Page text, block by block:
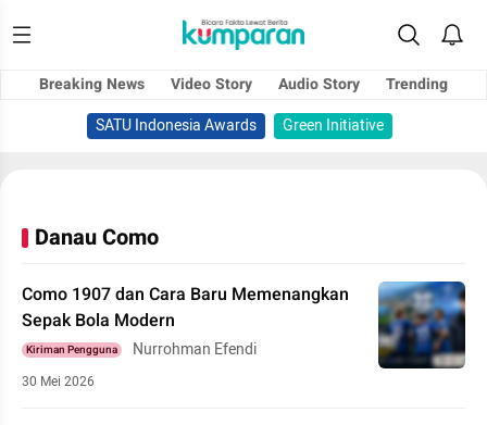
Breaking News Video Story Audio Story
Trending
SATU Indonesia Awards
Green Initiative
Danau Como
Como 1907 dan Cara Baru Memenangkan
Sepak Bola Modern
Kiriman Pengguna Nurrohman Efendi
30 Mei 2026